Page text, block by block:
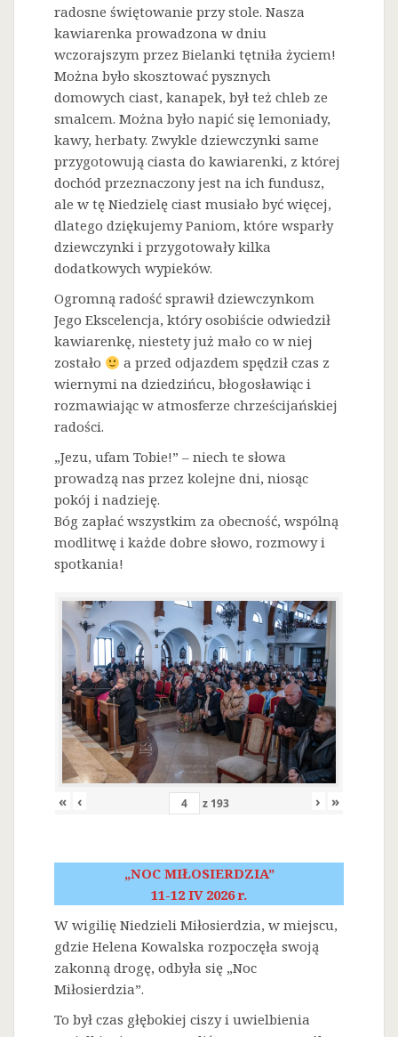
radosne świętowanie przy stole. Nasza
kawiarenka prowadzona w dniu
wczorajszym przez Bielanki tętniła życiem!
Można było skosztować pysznych
domowych ciast, kanapek, był też chleb ze
smalcem. Można było napić się lemoniady,
kawy, herbaty. Zwykle dziewczynki same
przygotowują ciasta do kawiarenki, z której
dochód przeznaczony jest na ich fundusz,
ale w tę Niedzielę ciast musiało być więcej,
dlatego dziękujemy Paniom, które wsparły
dziewczynki i przygotowały kilka
dodatkowych wypieków.
Ogromną radość sprawił dziewczynkom
Jego Ekscelencja, który osobiście odwiedził
kawiarenkę, niestety już mało co w niej
zostało
a przed odjazdem spędził czas z
wiernymi na dziedzińcu, błogosławiąc i
rozmawiając w atmosferze chrześcijańskiej
radości.
„Jezu, ufam Tobie!” – niech te słowa
prowadzą nas przez kolejne dni, niosąc
pokój i nadzieję.
Bóg zapłać wszystkim za obecność, wspólną
modlitwę i każde dobre słowo, rozmowy i
spotkania!
« ‹ z 193 › »
„NOC MIŁOSIERDZIA”
11-12 IV 2026 r.
W wigilię Niedzieli Miłosierdzia, w miejscu,
gdzie Helena Kowalska rozpoczęła swoją
zakonną drogę, odbyła się „Noc
Miłosierdzia”.
To był czas głębokiej ciszy i uwielbienia